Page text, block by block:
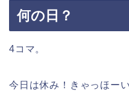
何の日？
4コマ。
今日は休み！きゃっほー